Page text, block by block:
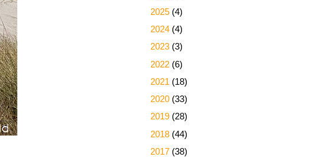
2025 (4)
2024 (4)
2023 (3)
2022 (6)
2021 (18)
2020 (33)
2019 (28)
2018 (44)
2017 (38)